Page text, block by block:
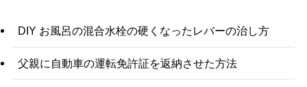
DIY お風呂の混合水栓の硬くなったレバーの治し方
父親に自動車の運転免許証を返納させた方法